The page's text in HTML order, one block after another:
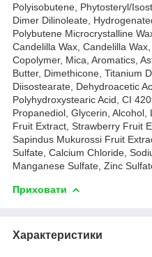
Polyisobutene, Phytosteryl/
Dimer Dilinoleate,
Polybutene Microcrystalline
Candelilla Wax, Candelilla
Copolymer, Mica, Aromatics,
Butter, Dimethicone, Titanium
Diisostearate, Dehydroacetic
Polyhydroxystearic Acid, CI
Propanediol, Glycerin,
Fruit Extract, Strawberry Fruit
Sapindus Mukurossi Fruit
Sulfate, Calcium Chloride,
Manganese Sulfate, Zinc
Приховати
Характеристики